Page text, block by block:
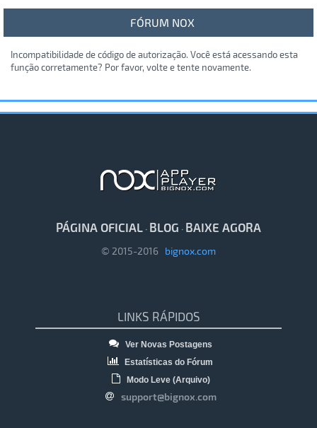
FÓRUM NOX
Incompatibilidade de código de autorização. Você está acessando esta
função corretamente? Por favor, volte e tente novamente.
PÁGINA OFICIAL · BLOG · BAIXE AGORA
© 2015-2016 bignox.com
LINKS RÁPIDOS
Ver Novas Postagens
Estatísticas do Fórum
Modo Leve (Arquivo)
support@bignox.com